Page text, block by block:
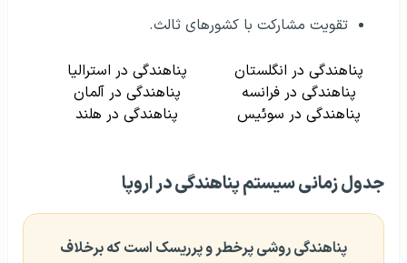
تقویت مشارکت با کشورهای ثالث.
پناهندگی در انگلستان
پناهندگی در استرالیا
پناهندگی در فرانسه
پناهندگی در آلمان
پناهندگی در سوئیس
پناهندگی در هلند
جدول زمانی سیستم پناهندگی در اروپا
پناهندگی روشی پرخطر و پرریسک است که برخلاف